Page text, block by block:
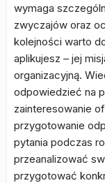
wymaga
zwyczajów oraz
kolejności warto
aplikujesz – jej
organizacyjną.
odpowiedzieć na
zainteresowanie
przygotowanie
pytania podczas
przeanalizować
przygotować